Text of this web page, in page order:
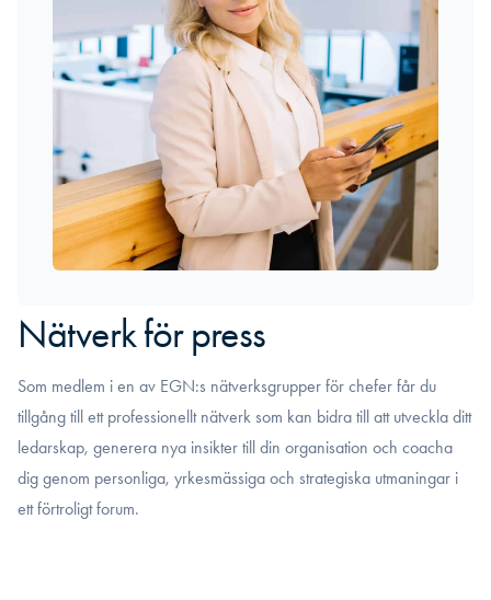
Nätverk för press
Som medlem i en av EGN:s nätverksgrupper för chefer får du
tillgång till ett professionellt nätverk som kan bidra till att utveckla ditt
ledarskap, generera nya insikter till din organisation och coacha
dig genom personliga, yrkesmässiga och strategiska utmaningar i
ett förtroligt forum.